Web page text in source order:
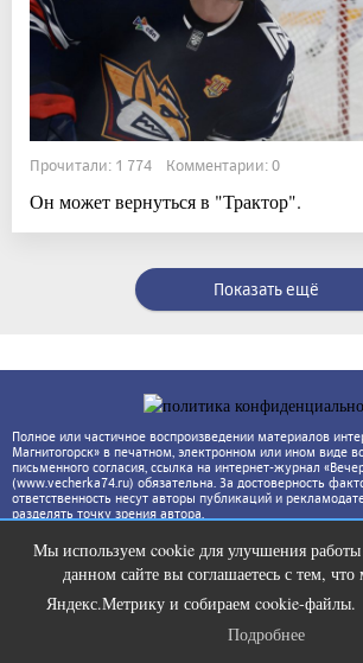
Прочитали: 1 774 Комментарии: 0
Он может вернуться в "Трактор".
Показать ещё
Полное или частичное воспроизведении материалов
Магнитогорск» в печатном, электронном или ином виде
письменного согласия, ссылка на интернет-журнал
(www.vecherka74.ru) обязательна. За достоверность
ответственность несут авторы публикаций и
разделять точку зрения автора.
Мы используем cookie для улучшения работы
данном сайте вы соглашаетесь с тем,
Яндекс.Метрику и собираем cookie-файлы.
Подробнее
Публичный удар
Кличко: это
Подробнее